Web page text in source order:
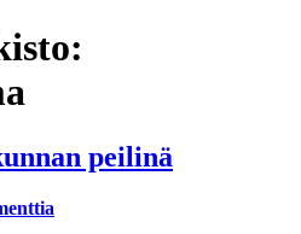
peilinä